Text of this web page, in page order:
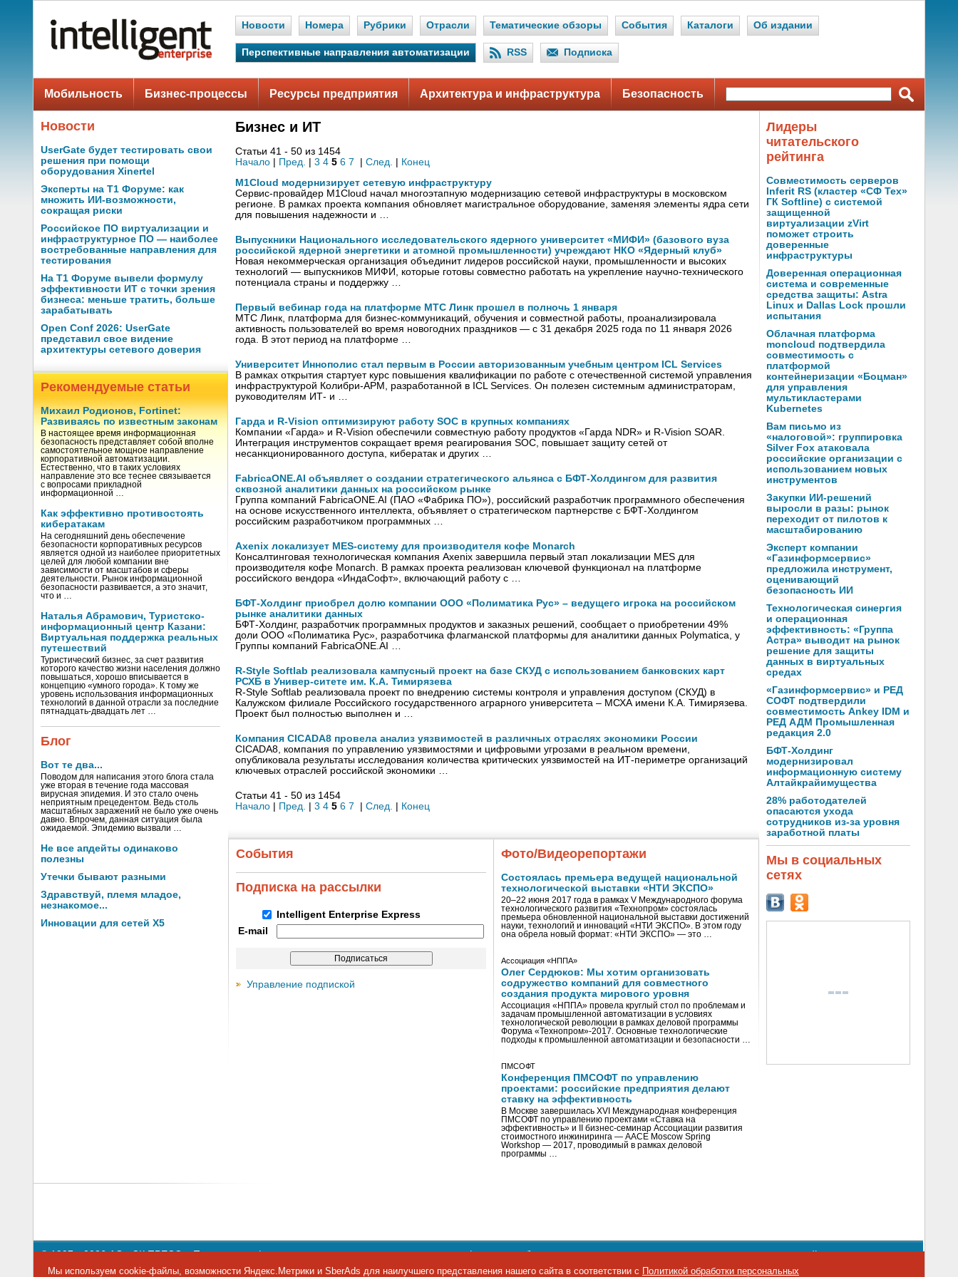
Новости Номера Рубрики Отрасли Тематические обзоры События Каталоги Об издании
Перспективные направления автоматизации RSS Подписка
Мобильность Бизнес-процессы Ресурсы предприятия Архитектура и инфраструктура Безопасность
Новости
UserGate будет тестировать свои
решения при помощи
оборудования Xinertel
Эксперты на Т1 Форуме: как
множить ИИ-возможности,
сокращая риски
Российское ПО виртуализации и
инфраструктурное ПО — наиболее
востребованные направления для
тестирования
На Т1 Форуме вывели формулу
эффективности ИТ с точки зрения
бизнеса: меньше тратить, больше
зарабатывать
Open Conf 2026: UserGate
представил свое видение
архитектуры сетевого доверия
Рекомендуемые статьи
Михаил Родионов, Fortinet:
Развиваясь по известным законам
В настоящее время информационная
безопасность представляет собой вполне
самостоятельное мощное направление
корпоративной автоматизации.
Естественно, что в таких условиях
направление это все теснее связывается
с вопросами прикладной
информационной …
Как эффективно противостоять
кибератакам
На сегодняшний день обеспечение
безопасности корпоративных ресурсов
является одной из наиболее приоритетных
целей для любой компании вне
зависимости от масштабов и сферы
деятельности. Рынок информационной
безопасности развивается, а это значит,
что и …
Наталья Абрамович, Туристско-
информационный центр Казани:
Виртуальная поддержка реальных
путешествий
Туристический бизнес, за счет развития
которого качество жизни населения должно
повышаться, хорошо вписывается в
концепцию «умного города». К тому же
уровень использования информационных
технологий в данной отрасли за последние
пятнадцать-двадцать лет …
Блог
Вот те два...
Поводом для написания этого блога стала
уже вторая в течение года массовая
вирусная эпидемия. И это стало очень
неприятным прецедентом. Ведь столь
масштабных заражений не было уже очень
давно. Впрочем, данная ситуация была
ожидаемой. Эпидемию вызвали …
Не все апдейты одинаково
полезны
Утечки бывают разными
Здравствуй, племя младое,
незнакомое...
Инновации для сетей X5
Бизнес и ИТ
Статьи 41 - 50 из 1454
Начало
Пред. 3 4 5 6 7 След.
Конец
M1Cloud модернизирует сетевую инфраструктуру
Сервис-провайдер M1Cloud начал многоэтапную модернизацию сетевой инфраструктуры в московском
регионе. В рамках проекта компания обновляет магистральное оборудование, заменяя элементы ядра сети
для повышения надежности и …
Выпускники Национального исследовательского ядерного университет «МИФИ» (базового вуза
российской ядерной энергетики и атомной промышленности) учреждают НКО «Ядерный клуб»
Новая некоммерческая организация объединит лидеров российской науки, промышленности и высоких
технологий — выпускников МИФИ, которые готовы совместно работать на укрепление научно-технического
потенциала страны и поддержку …
Первый вебинар года на платформе МТС Линк прошел в полночь 1 января
МТС Линк, платформа для бизнес-коммуникаций, обучения и совместной работы, проанализировала
активность пользователей во время новогодних праздников — с 31 декабря 2025 года по 11 января 2026
года. В этот период на платформе …
Университет Иннополис стал первым в России авторизованным учебным центром ICL Services
В рамках открытия стартует курс повышения квалификации по работе с отечественной системой управления
инфраструктурой Колибри-АРМ, разработанной в ICL Services. Он полезен системным администраторам,
руководителям ИТ- и …
Гарда и R-Vision оптимизируют работу SOC в крупных компаниях
Компании «Гарда» и R-Vision обеспечили совместную работу продуктов «Гарда NDR» и R-Vision SOAR.
Интеграция инструментов сокращает время реагирования SOC, повышает защиту сетей от
несанкционированного доступа, кибератак и других …
FabricaONE.AI объявляет о создании стратегического альянса с БФТ-Холдингом для развития
сквозной аналитики данных на российском рынке
Группа компаний FabricaONE.AI (ПАО «Фабрика ПО»), российский разработчик программного обеспечения
на основе искусственного интеллекта, объявляет о стратегическом партнерстве с БФТ-Холдингом
российским разработчиком программных …
Axenix локализует MES-систему для производителя кофе Monarch
Консалтинговая технологическая компания Axenix завершила первый этап локализации MES для
производителя кофе Monarch. В рамках проекта реализован ключевой функционал на платформе
российского вендора «ИндаСофт», включающий работу с …
БФТ-Холдинг приобрел долю компании ООО «Полиматика Рус» – ведущего игрока на российском
рынке аналитики данных
БФТ-Холдинг, разработчик программных продуктов и заказных решений, сообщает о приобретении 49%
доли ООО «Полиматика Рус», разработчика флагманской платформы для аналитики данных Polymatica, у
Группы компаний FabricaONE.AI …
R-Style Softlab реализовала кампусный проект на базе СКУД с использованием банковских карт
РСХБ в Универ-ситете им. К.А. Тимирязева
R-Style Softlab реализовала проект по внедрению системы контроля и управления доступом (СКУД) в
Калужском филиале Российского государственного аграрного университета – МСХА имени К.А. Тимирязева.
Проект был полностью выполнен и …
Компания CICADA8 провела анализ уязвимостей в различных отраслях экономики России
CICADA8, компания по управлению уязвимостями и цифровыми угрозами в реальном времени,
опубликовала результаты исследования количества критических уязвимостей на ИТ-периметре организаций
ключевых отраслей российской экономики …
Статьи 41 - 50 из 1454
Начало | Пред. | 3 4 5 6 7 | След. | Конец
События
Подписка на рассылки
Intelligent Enterprise Express
E-mail
Управление подпиской
Фото/Видеорепортажи
Состоялась премьера ведущей национальной
технологической выставки «НТИ ЭКСПО»
20–22 июня 2017 года в рамках V Международного форума
технологического развития «Технопром» состоялась
премьера обновленной национальной выставки достижений
науки, технологий и инноваций «НТИ ЭКСПО». В этом году
она обрела новый формат: «НТИ ЭКСПО» — это …
Ассоциация «НППА»
Олег Сердюков: Мы хотим организовать
содружество компаний для совместного
создания продукта мирового уровня
Ассоциация «НППА» провела круглый стол по проблемам и
задачам промышленной автоматизации в условиях
технологической революции в рамках деловой программы
Форума «Технопром»-2017. Основные технологические
подходы к промышленной автоматизации и безопасности …
ПМСОФТ
Конференция ПМСОФТ по управлению
проектами: российские предприятия делают
ставку на эффективность
В Москве завершилась XVI Международная конференция
ПМСОФТ по управлению проектами «Ставка на
эффективность» и II бизнес-семинар Ассоциации развития
стоимостного инжиниринга — AACE Moscow Spring
Workshop — 2017, проводимый в рамках деловой
программы …
Лидеры
читательского
рейтинга
Совместимость серверов
Inferit RS (кластер «СФ Тех»
ГК Softline) с системой
защищенной
виртуализации zVirt
поможет строить
доверенные
инфраструктуры
Доверенная операционная
система и современные
средства защиты: Astra
Linux и Dallas Lock прошли
испытания
Облачная платформа
moncloud подтвердила
совместимость с
платформой
контейнеризации «Боцман»
для управления
мультикластерами
Kubernetes
Вам письмо из
«налоговой»: группировка
Silver Fox атаковала
российские организации с
использованием новых
инструментов
Закупки ИИ-решений
выросли в разы: рынок
переходит от пилотов к
масштабированию
Эксперт компании
«Газинформсервис»
предложила инструмент,
оценивающий
безопасность ИИ
Технологическая синергия
и операционная
эффективность: «Группа
Астра» выводит на рынок
решение для защиты
данных в виртуальных
средах
«Газинформсервис» и РЕД
СОФТ подтвердили
совместимость Ankey IDM и
РЕД АДМ Промышленная
редакция 2.0
БФТ-Холдинг
модернизировал
информационную систему
Алтайкрайимущества
28% работодателей
опасаются ухода
сотрудников из-за уровня
заработной платы
Мы в социальных
сетях
© 1997—2026 АО «СК ПРЕСС».Политика конфиденциальности персональных данных,информация об авторских правах и порядке использования материалов сайта
109147 г. Москва, ул. Марксистская, 34, строение 10. Телефон: +7 495 974-22-60. Факс: +7 495 974-22-63. E-mail:
siteeditor@iemag.ru
Мы используем cookie-файлы, возможности Яндекс.Метрики и SberAds для наилучшего представления нашего сайта в соответствии с Политикой обработки персональных